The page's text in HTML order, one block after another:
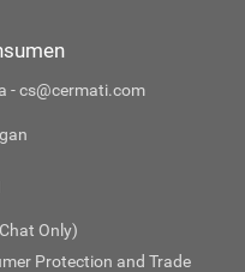
- cs@cermati.com
Only)
Protection and Trade